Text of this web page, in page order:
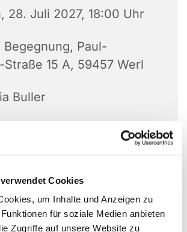
Cookies
um Inhalte und Anzeigen zu
für soziale Medien anbieten
Zugriffe auf unsere Website zu
28. Juli 2027, 18:00 Uhr
Begegnung, Paul-
15 A, 59457 Werl
Buller